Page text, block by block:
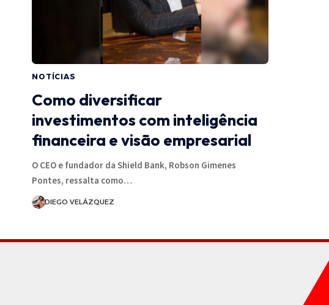
NOTÍCIAS
Como diversificar
investimentos com inteligência
financeira e visão empresarial
O CEO e fundador da Shield Bank, Robson Gimenes
Pontes, ressalta como…
DIEGO VELÁZQUEZ